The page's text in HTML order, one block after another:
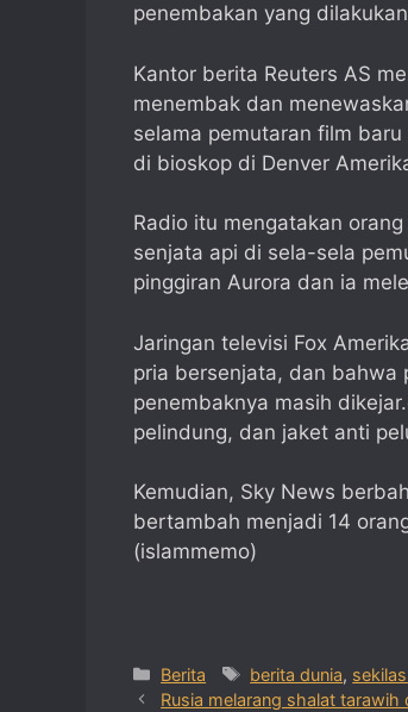
penembakan yang
Kantor berita Reuters AS
menembak dan
selama pemutaran film baru
di bioskop di Denver
Radio itu mengatakan
senjata api di sela-sela
pinggiran Aurora dan ia
Jaringan televisi Fox
pria bersenjata, dan bahwa
penembaknya masih
pelindung, dan jaket anti
Kemudian, Sky News
bertambah menjadi 14
(islammemo)
Categories
Berita Tags
berita dunia,
Rusia melarang shalat tarawih